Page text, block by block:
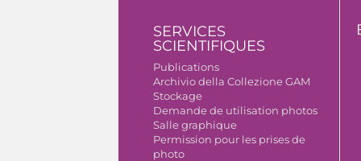
SERVICES
SCIENTIFIQUES
Publications
Archivio della Collezione GAM
Stockage
Demande de utilisation photos
Salle graphique
Permission pour les prises de
photo